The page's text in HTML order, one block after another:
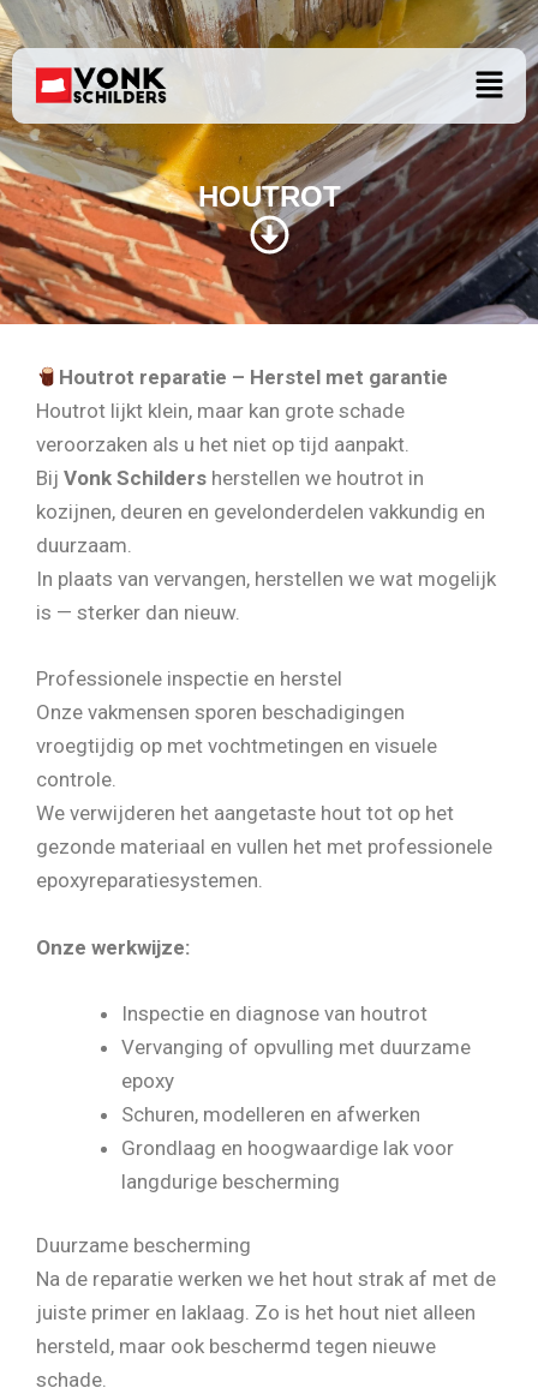
Ga
naar
de
inhoud
Menu
HOUTROT
HOUTROT
Houtrot reparatie – Herstel met garantie
Houtrot lijkt klein, maar kan grote schade
veroorzaken als u het niet op tijd aanpakt.
Bij Vonk Schilders herstellen we houtrot in
kozijnen, deuren en gevelonderdelen vakkundig en
duurzaam.
In plaats van vervangen, herstellen we wat mogelijk
is — sterker dan nieuw.
Professionele inspectie en herstel
Onze vakmensen sporen beschadigingen
vroegtijdig op met vochtmetingen en visuele
controle.
We verwijderen het aangetaste hout tot op het
gezonde materiaal en vullen het met professionele
epoxyreparatiesystemen.
Onze werkwijze:
Inspectie en diagnose van houtrot
Vervanging of opvulling met duurzame
epoxy
Schuren, modelleren en afwerken
Grondlaag en hoogwaardige lak voor
langdurige bescherming
Duurzame bescherming
Na de reparatie werken we het hout strak af met de
juiste primer en laklaag. Zo is het hout niet alleen
hersteld, maar ook beschermd tegen nieuwe
schade.